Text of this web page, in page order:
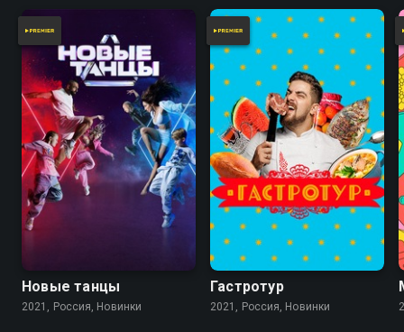
Новые танцы
2021, Россия, Новинки
Гастротур
2021, Россия, Новинки